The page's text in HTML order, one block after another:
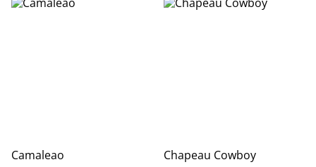
Camaleao
Chapeau Cowboy